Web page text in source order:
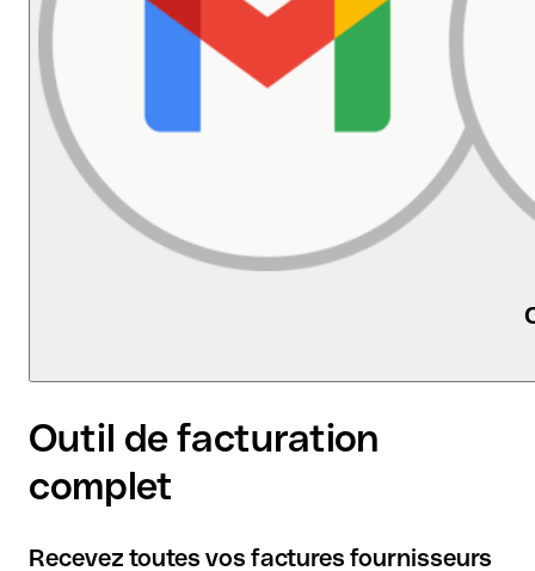
logiciel comptable, quels qu'ils soient.
Outil de facturation
complet
Recevez toutes vos factures fournisseurs